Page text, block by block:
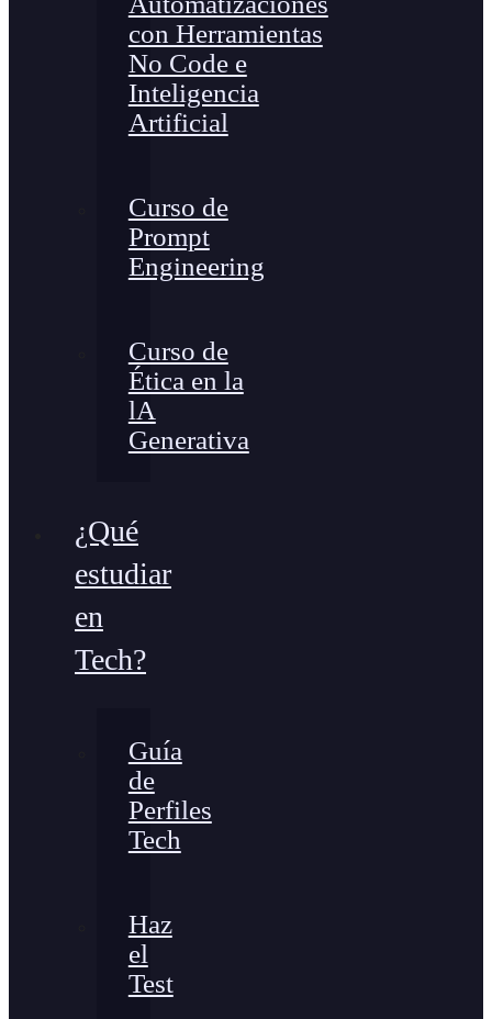
con Herramientas
No Code e
Inteligencia
Artificial
Curso de
Prompt
Engineering
Curso de
Ética en la
lA
Generativa
¿Qué
estudiar
en
Tech?
Guía
de
Perfiles
Tech
Haz
el
Test